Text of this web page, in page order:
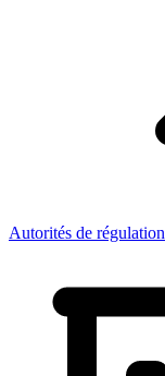
Autorités de régulation